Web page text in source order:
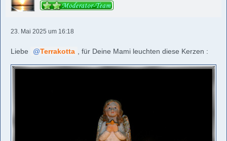
23. Mai 2025 um 16:18
Liebe Terrakotta , für Deine Mami leuchten diese Kerzen :